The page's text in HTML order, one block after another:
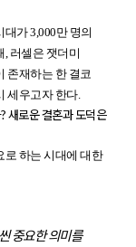
가 3,000만 명의
러셀은 잿더미
존재하는 한 결코
세우고자 한다.
새로운 결혼과 도덕은
로 하는 시대에 대한
중요한 의미를